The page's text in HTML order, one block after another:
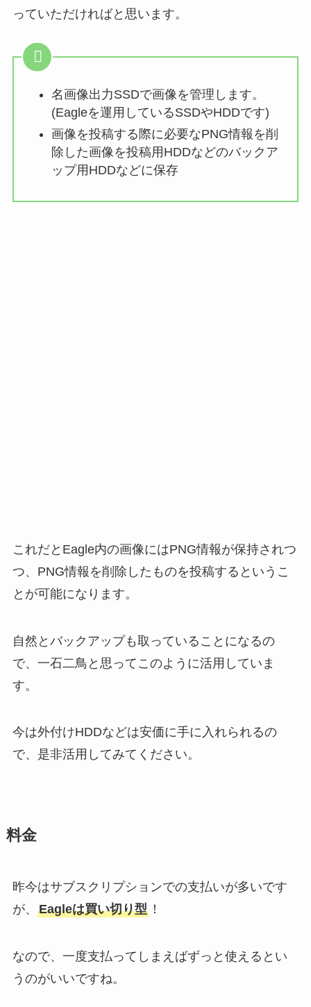
っていただければと思います。
名画像出力SSDで画像を管理します。
(Eagleを運用しているSSDやHDDです)
画像を投稿する際に必要なPNG情報を削
除した画像を投稿用HDDなどのバックア
ップ用HDDなどに保存
これだとEagle内の画像にはPNG情報が保持されつ
つ、PNG情報を削除したものを投稿するというこ
とが可能になります。
自然とバックアップも取っていることになるの
で、一石二鳥と思ってこのように活用していま
す。
今は外付けHDDなどは安価に手に入れられるの
で、是非活用してみてください。
料金
昨今はサブスクリプションでの支払いが多いです
が、 Eagleは買い切り型！
なので、一度支払ってしまえばずっと使えるとい
うのがいいですね。